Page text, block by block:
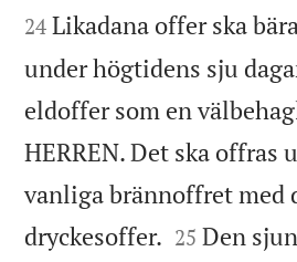
24 Likadana offer ska
under högtidens sju
eldoffer som en
HERREN. Det ska offras
vanliga brännoffret med
dryckesoffer. 

25 Den